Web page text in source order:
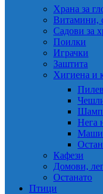
Храна за
Витамини,
Садови за
Поилки
Играчки
Заштита
Хигиена и
Нега
Кафези
Домови,
Останато
Птици